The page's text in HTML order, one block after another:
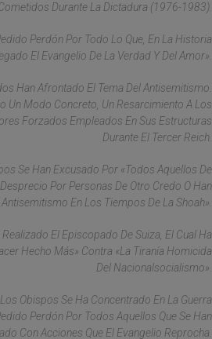
Durante La Dictadura (1976-1983).
Perdón Por Todo Lo Que, En La Historia
El Evangelio De La Verdad Y Del Amor».
Han Afrontado El Tema Del Antisemitismo.
Un Modo Concreto, Un Resarcimiento A Los
Forzados Empleados En Sus Estructuras
Durante El Tercer Reich.
Se Han Excusado Por «todos Aquellos De
Por Personas De Otro Credo O Han
En Los Tiempos De La Shoah».
El Episcopado De Suiza, El Cual Ha
Hecho Más» Contra «la Tiranía Homicida
Del Nacionalsocialismo».
Obispos Se Ha Concentrado En La Guerra
Perdón Por Todos Aquellos Que Se Han
Con Acciones Que El Evangelio Reprocha.